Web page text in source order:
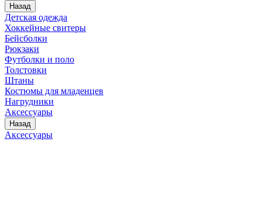
Назад
Детская одежда
Хоккейные свитеры
Бейсболки
Рюкзаки
Футболки и поло
Толстовки
Штаны
Костюмы для младенцев
Нагрудники
Аксессуары
Назад
Аксессуары